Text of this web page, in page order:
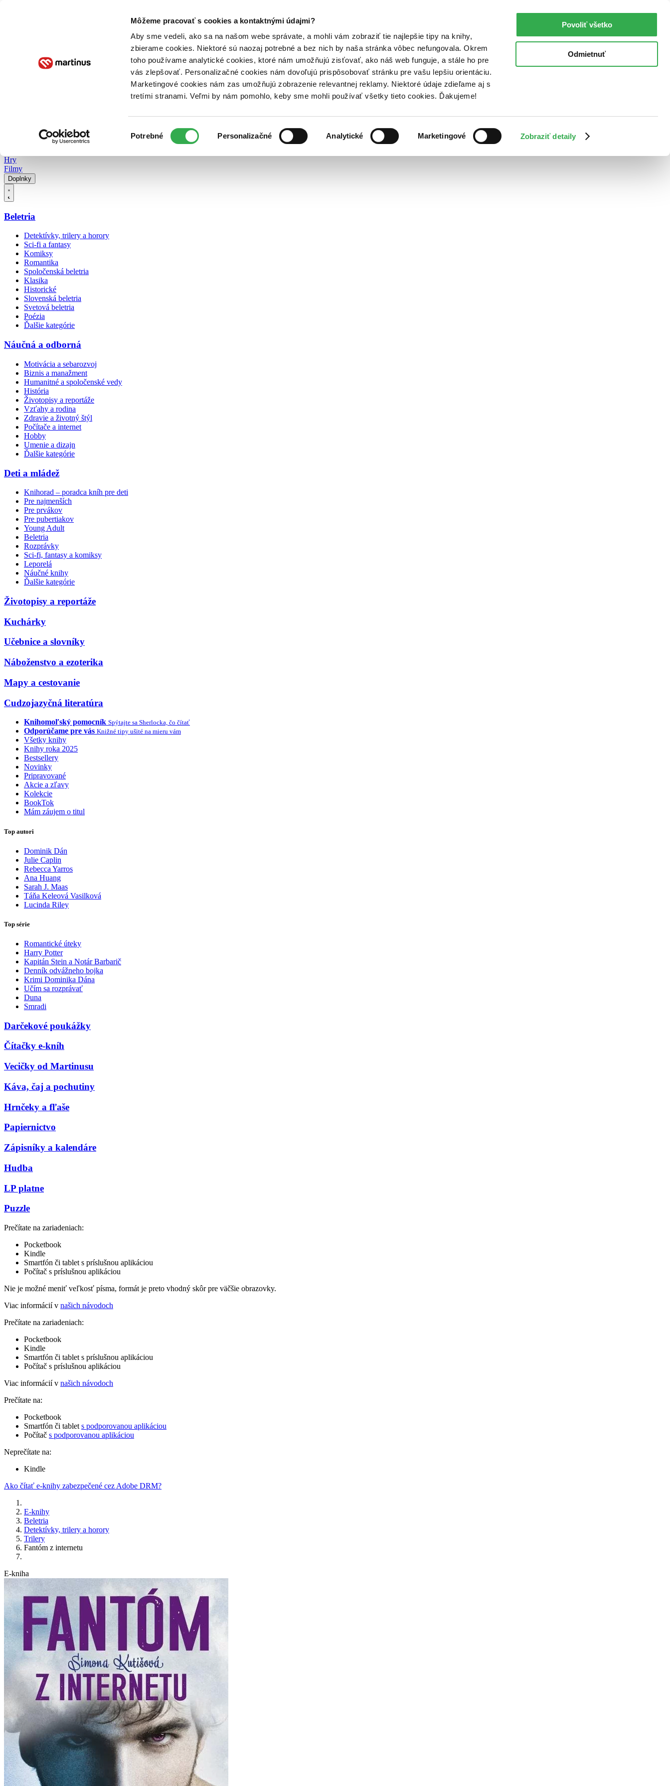
Môžeme pracovať s cookies a kontaktnými údajmi?
Aby sme vedeli, ako sa na našom webe správate, a mohli vám zobraziť tie najlepšie tipy na knihy,
zbierame cookies. Niektoré sú naozaj potrebné a bez nich by naša stránka vôbec nefungovala. Okrem
toho používame analytické cookies, ktoré nám umožňujú zisťovať, ako náš web funguje, a stále ho pre
vás zlepšovať. Personalizačné cookies nám dovoľujú prispôsobovať stránku pre vašu lepšiu orientáciu.
Marketingové cookies nám zas umožňujú zobrazenie relevantnej reklamy. Niektoré údaje zdieľame aj s
tretími stranami. Veľmi by nám pomohlo, keby sme mohli používať všetky tieto cookies. Ďakujeme!
súhlasu
Potrebné Personalizačné Analytické Marketingové Zobraziť detaily
Povoliť všetko
Odmietnuť
Poukážky Kontakt
Hry
Filmy
Doplnky
Beletria
Detektívky, trilery a horory
Sci-fi a fantasy
Komiksy
Romantika
Spoločenská beletria
Klasika
Historické
Slovenská beletria
Svetová beletria
Poézia
Ďalšie kategórie
Náučná a odborná
Motivácia a sebarozvoj
Biznis a manažment
Humanitné a spoločenské vedy
História
Životopisy a reportáže
Vzťahy a rodina
Zdravie a životný štýl
Počítače a internet
Hobby
Umenie a dizajn
Ďalšie kategórie
Deti a mládež
Knihorad – poradca kníh pre deti
Pre najmenších
Pre prvákov
Pre pubertiakov
Young Adult
Beletria
Rozprávky
Sci-fi, fantasy a komiksy
Leporelá
Náučné knihy
Ďalšie kategórie
Životopisy a reportáže
Kuchárky
Učebnice a slovníky
Náboženstvo a ezoterika
Mapy a cestovanie
Cudzojazyčná literatúra
Knihomoľský pomocník Spýtajte sa Sherlocka, čo čítať
Odporúčame pre vás Knižné tipy ušité na mieru vám
Všetky knihy
Knihy roka 2025
Bestsellery
Novinky
Pripravované
Akcie a zľavy
Kolekcie
BookTok
Mám záujem o titul
Top autori
Dominik Dán
Julie Caplin
Rebecca Yarros
Ana Huang
Sarah J. Maas
Táňa Keleová Vasilková
Lucinda Riley
Top série
Romantické úteky
Harry Potter
Kapitán Stein a Notár Barbarič
Denník odvážneho bojka
Krimi Dominika Dána
Učím sa rozprávať
Duna
Smradi
Darčekové poukážky
Čítačky e-kníh
Vecičky od Martinusu
Káva, čaj a pochutiny
Hrnčeky a fľaše
Papiernictvo
Zápisníky a kalendáre
Hudba
LP platne
Puzzle
Prečítate na zariadeniach:
Pocketbook
Kindle
Smartfón či tablet s príslušnou aplikáciou
Počítač s príslušnou aplikáciou
Nie je možné meniť veľkosť písma, formát je preto vhodný skôr pre väčšie obrazovky.
Viac informácií v našich návodoch
Prečítate na zariadeniach:
Pocketbook
Kindle
Smartfón či tablet s príslušnou aplikáciou
Počítač s príslušnou aplikáciou
Viac informácií v našich návodoch
Prečítate na:
Pocketbook
Smartfón či tablet s podporovanou aplikáciou
Počítač s podporovanou aplikáciou
Neprečítate na:
Kindle
Ako čítať e-knihy zabezpečené cez Adobe DRM?
E-knihy
Beletria
Detektívky, trilery a horory
Trilery
Fantóm z internetu
E-kniha